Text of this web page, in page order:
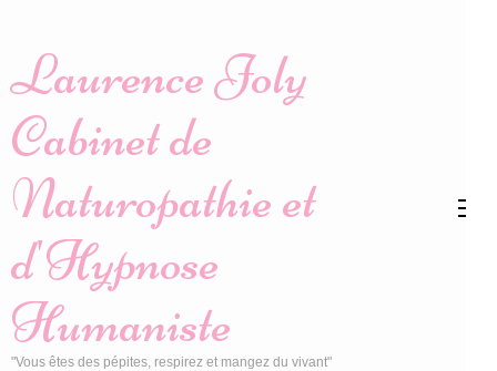
contenu
Entrée)
Laurence Joly
Cabinet de
Naturopathie et
d'Hypnose
Humaniste
"Vous êtes des pépites, respirez et mangez du vivant"